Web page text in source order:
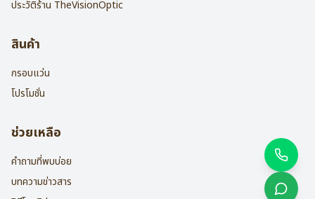
ประวัติร้าน TheVisionOptic
สินค้า
กรอบแว่น
โปรโมชั่น
ช่วยเหลือ
คำถามที่พบบ่อย
บทความข่าวสาร